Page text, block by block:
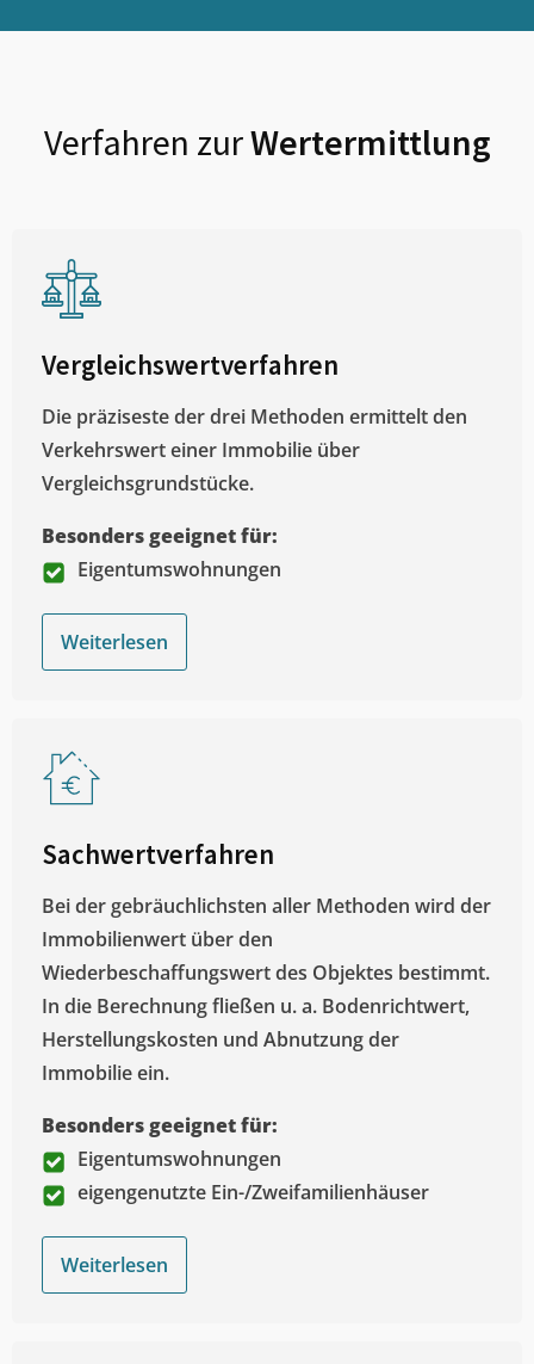
Verfahren zurWertermittlung
Vergleichswertverfahren
Die präziseste der drei Methoden ermittelt den
Verkehrswert einer Immobilie über
Vergleichsgrundstücke.
Besonders geeignet für:
Eigentumswohnungen
Weiterlesen
Sachwertverfahren
Bei der gebräuchlichsten aller Methoden wird der
Immobilienwert über den
Wiederbeschaffungswert des Objektes bestimmt.
In die Berechnung fließen u. a. Bodenrichtwert,
Herstellungskosten und Abnutzung der
Immobilie ein.
Besonders geeignet für:
Eigentumswohnungen
eigengenutzte Ein-/Zweifamilienhäuser
Weiterlesen